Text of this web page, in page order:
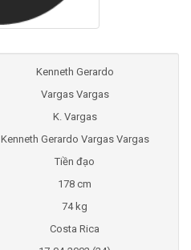
Kenneth Gerardo
Vargas Vargas
K. Vargas
Kenneth Gerardo Vargas Vargas
Tiền đạo
178 cm
74 kg
Costa Rica